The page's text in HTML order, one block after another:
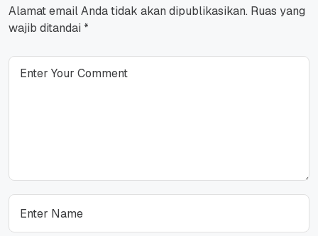
Alamat email Anda tidak akan dipublikasikan. Ruas yang
wajib ditandai *